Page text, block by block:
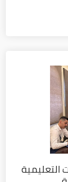
التعليمية